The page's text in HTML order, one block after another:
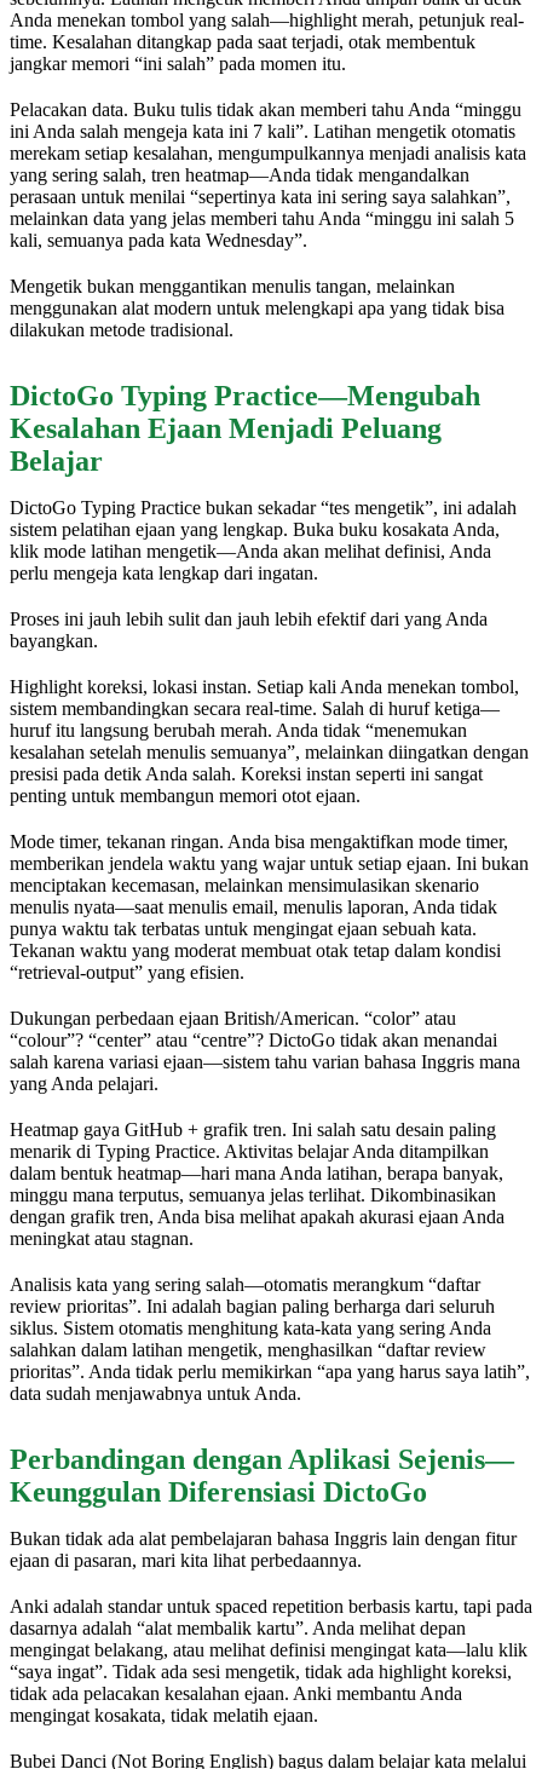
Anda menekan tombol yang salah—highlight merah, petunjuk real-
time. Kesalahan ditangkap pada saat terjadi, otak membentuk
jangkar memori “ini salah” pada momen itu.
Pelacakan data. Buku tulis tidak akan memberi tahu Anda “minggu
ini Anda salah mengeja kata ini 7 kali”. Latihan mengetik otomatis
merekam setiap kesalahan, mengumpulkannya menjadi analisis kata
yang sering salah, tren heatmap—Anda tidak mengandalkan
perasaan untuk menilai “sepertinya kata ini sering saya salahkan”,
melainkan data yang jelas memberi tahu Anda “minggu ini salah 5
kali, semuanya pada kata Wednesday”.
Mengetik bukan menggantikan menulis tangan, melainkan
menggunakan alat modern untuk melengkapi apa yang tidak bisa
dilakukan metode tradisional.
DictoGo Typing Practice—Mengubah
Kesalahan Ejaan Menjadi Peluang
Belajar
DictoGo Typing Practice bukan sekadar “tes mengetik”, ini adalah
sistem pelatihan ejaan yang lengkap. Buka buku kosakata Anda,
klik mode latihan mengetik—Anda akan melihat definisi, Anda
perlu mengeja kata lengkap dari ingatan.
Proses ini jauh lebih sulit dan jauh lebih efektif dari yang Anda
bayangkan.
Highlight koreksi, lokasi instan. Setiap kali Anda menekan tombol,
sistem membandingkan secara real-time. Salah di huruf ketiga—
huruf itu langsung berubah merah. Anda tidak “menemukan
kesalahan setelah menulis semuanya”, melainkan diingatkan dengan
presisi pada detik Anda salah. Koreksi instan seperti ini sangat
penting untuk membangun memori otot ejaan.
Mode timer, tekanan ringan. Anda bisa mengaktifkan mode timer,
memberikan jendela waktu yang wajar untuk setiap ejaan. Ini bukan
menciptakan kecemasan, melainkan mensimulasikan skenario
menulis nyata—saat menulis email, menulis laporan, Anda tidak
punya waktu tak terbatas untuk mengingat ejaan sebuah kata.
Tekanan waktu yang moderat membuat otak tetap dalam kondisi
“retrieval-output” yang efisien.
Dukungan perbedaan ejaan British/American. “color” atau
“colour”? “center” atau “centre”? DictoGo tidak akan menandai
salah karena variasi ejaan—sistem tahu varian bahasa Inggris mana
yang Anda pelajari.
Heatmap gaya GitHub + grafik tren. Ini salah satu desain paling
menarik di Typing Practice. Aktivitas belajar Anda ditampilkan
dalam bentuk heatmap—hari mana Anda latihan, berapa banyak,
minggu mana terputus, semuanya jelas terlihat. Dikombinasikan
dengan grafik tren, Anda bisa melihat apakah akurasi ejaan Anda
meningkat atau stagnan.
Analisis kata yang sering salah—otomatis merangkum “daftar
review prioritas”. Ini adalah bagian paling berharga dari seluruh
siklus. Sistem otomatis menghitung kata-kata yang sering Anda
salahkan dalam latihan mengetik, menghasilkan “daftar review
prioritas”. Anda tidak perlu memikirkan “apa yang harus saya latih”,
data sudah menjawabnya untuk Anda.
Perbandingan dengan Aplikasi Sejenis—
Keunggulan Diferensiasi DictoGo
Bukan tidak ada alat pembelajaran bahasa Inggris lain dengan fitur
ejaan di pasaran, mari kita lihat perbedaannya.
Anki adalah standar untuk spaced repetition berbasis kartu, tapi pada
dasarnya adalah “alat membalik kartu”. Anda melihat depan
mengingat belakang, atau melihat definisi mengingat kata—lalu klik
“saya ingat”. Tidak ada sesi mengetik, tidak ada highlight koreksi,
tidak ada pelacakan kesalahan ejaan. Anki membantu Anda
mengingat kosakata, tidak melatih ejaan.
Bubei Danci (Not Boring English) bagus dalam belajar kata melalui